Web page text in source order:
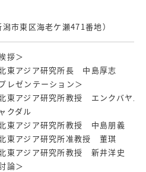
潟市東区海老ケ瀬471番地）
拶＞
東アジア研究所長 中島厚志
レゼンテーション＞
東アジア研究所教授 エンクバヤル・
クダル
東アジア研究所教授 中島朋義
東アジア研究所准教授 董琪
東アジア研究所教授 新井洋史
論＞